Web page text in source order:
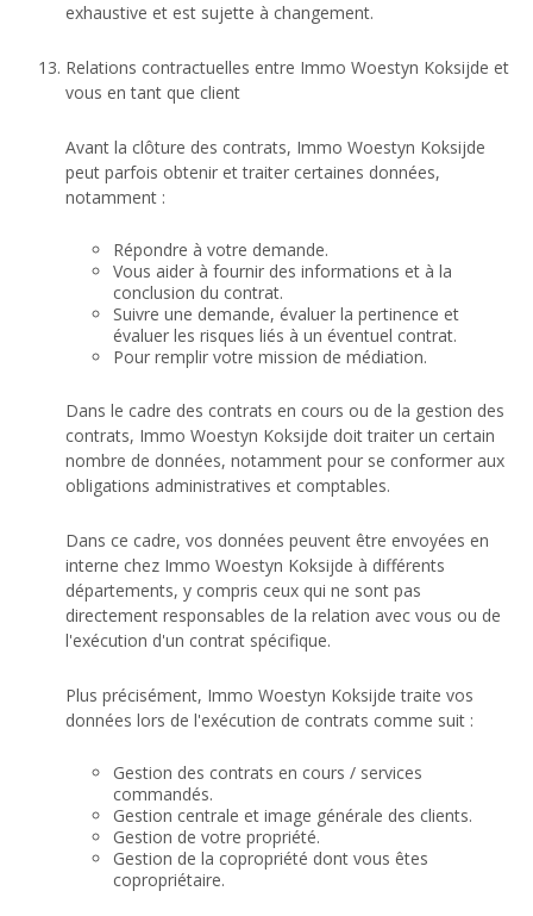
exhaustive et est sujette à changement.
Relations contractuelles entre Immo Woestyn Koksijde et
vous en tant que client
Avant la clôture des contrats, Immo Woestyn Koksijde
peut parfois obtenir et traiter certaines données,
notamment :
Répondre à votre demande.
Vous aider à fournir des informations et à la
conclusion du contrat.
Suivre une demande, évaluer la pertinence et
évaluer les risques liés à un éventuel contrat.
Pour remplir votre mission de médiation.
Dans le cadre des contrats en cours ou de la gestion des
contrats, Immo Woestyn Koksijde doit traiter un certain
nombre de données, notamment pour se conformer aux
obligations administratives et comptables.
Dans ce cadre, vos données peuvent être envoyées en
interne chez Immo Woestyn Koksijde à différents
départements, y compris ceux qui ne sont pas
directement responsables de la relation avec vous ou de
l'exécution d'un contrat spécifique.
Plus précisément, Immo Woestyn Koksijde traite vos
données lors de l'exécution de contrats comme suit :
Gestion des contrats en cours / services
commandés.
Gestion centrale et image générale des clients.
Gestion de votre propriété.
Gestion de la copropriété dont vous êtes
copropriétaire.